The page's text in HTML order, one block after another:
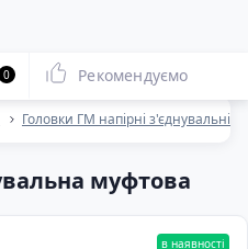
Головки ГМ напірні з'єднувальні
муфтова
0 Рекомендуємо
в наявності